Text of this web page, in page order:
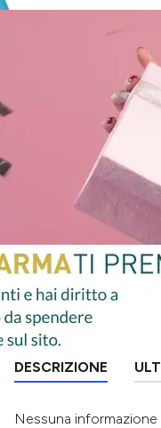
DESCRIZIONE
Nessuna